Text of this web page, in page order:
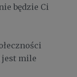
będzie Ci
jest mile